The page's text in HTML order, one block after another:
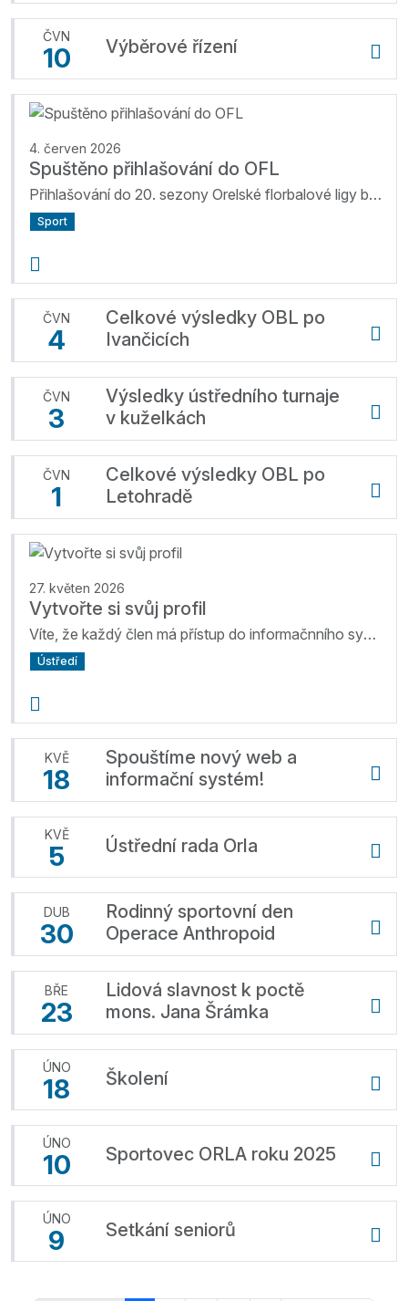
ČVN
10 Výběrové řízení
4. červen 2026
Spuštěno přihlašování do OFL
Přihlašování do 20. sezony Orelské florbalové ligy bylo spuštěno. Zájemci mohou vyplnit přihlášku na webových stránkách soutěže www.orelskafl.cz. ...
Sport
ČVN
4
Celkové výsledky OBL po
Ivančicích
ČVN
3
Výsledky ústředního turnaje
v kuželkách
ČVN
1
Celkové výsledky OBL po
Letohradě
27. květen 2026
Vytvořte si svůj profil
Víte, že každý člen má přístup do informačnního systému?
Ústředí
KVĚ
18
Spouštíme nový web a
informační systém!
KVĚ
5 Ústřední rada Orla
DUB
30
Rodinný sportovní den
Operace Anthropoid
BŘE
23
Lidová slavnost k poctě
mons. Jana Šrámka
ÚNO
18 Školení
ÚNO
10 Sportovec ORLA roku 2025
ÚNO
9 Setkání seniorů